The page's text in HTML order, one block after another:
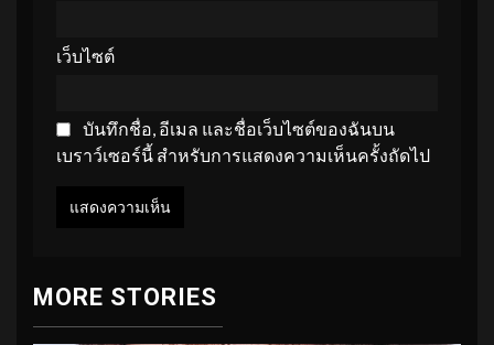
เว็บไซต์
บันทึกชื่อ, อีเมล และชื่อเว็บไซต์ของฉันบน
เบราว์เซอร์นี้ สำหรับการแสดงความเห็นครั้งถัดไป
MORE STORIES